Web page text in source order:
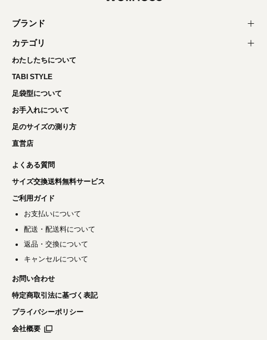
ブランド
カテゴリ
わたしたちについて
TABI STYLE
足袋型について
お手入れについて
足のサイズの測り方
直営店
よくある質問
サイズ交換送料無料サービス
ご利用ガイド
お支払いについて
配送・配送料について
返品・交換について
キャンセルについて
お問い合わせ
特定商取引法に基づく表記
プライバシーポリシー
会社概要